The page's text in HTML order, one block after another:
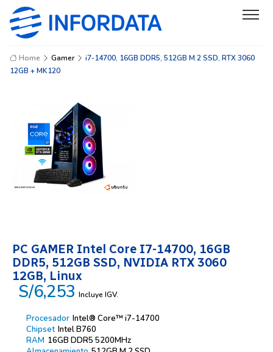
Home Gamer
i7-14700, 16GB DDR5, 512GB M.2 SSD, RTX 3060
12GB + MK120
PC GAMER Intel Core I7-14700, 16GB
DDR5, 512GB SSD, NVIDIA RTX 3060
12GB, Linux
Procesador Intel® Core™ i7-14700
Chipset Intel B760
RAM 16GB DDR5 5200MHz
S/6,253 Incluye IGV.